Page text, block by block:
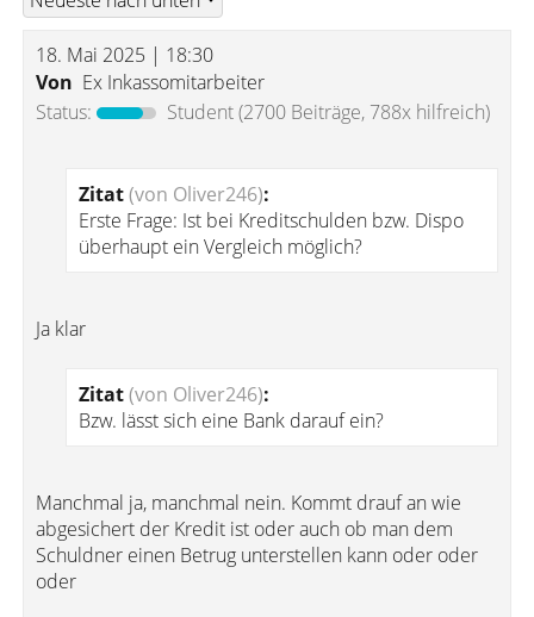
18. Mai 2025 | 18:30
Von Ex Inkassomitarbeiter
Status:
Student(2700 Beiträge, 788x hilfreich)
Zitat(von Oliver246):
Erste Frage: Ist bei Kreditschulden bzw. Dispo
überhaupt ein Vergleich möglich?
Ja klar
Zitat(von Oliver246):
Bzw. lässt sich eine Bank darauf ein?
Manchmal ja, manchmal nein. Kommt drauf an wie
abgesichert der Kredit ist oder auch ob man dem
Schuldner einen Betrug unterstellen kann oder oder
oder